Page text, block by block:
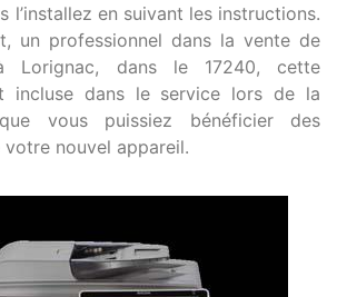
l’installez en suivant les instructions.
un professionnel dans la vente de
Lorignac, dans le 17240, cette
incluse dans le service lors de la
vous puissiez bénéficier des
nouvel appareil.